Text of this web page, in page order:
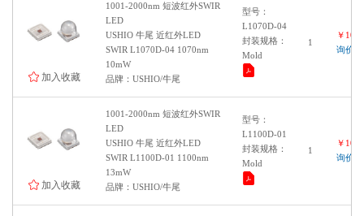
加入收藏
1001-2000nm 短波红外SWIR
LED
USHIO 牛尾 近红外LED
SWIR L1070D-04 1070nm
10mW
品牌：USHIO/牛尾
型号：
L1070D-04
封装规格：
Mold
1
￥
询价
加入收藏
1001-2000nm 短波红外SWIR
LED
USHIO 牛尾 近红外LED
SWIR L1100D-01 1100nm
13mW
品牌：USHIO/牛尾
型号：
L1100D-01
封装规格：
Mold
1
￥
询价